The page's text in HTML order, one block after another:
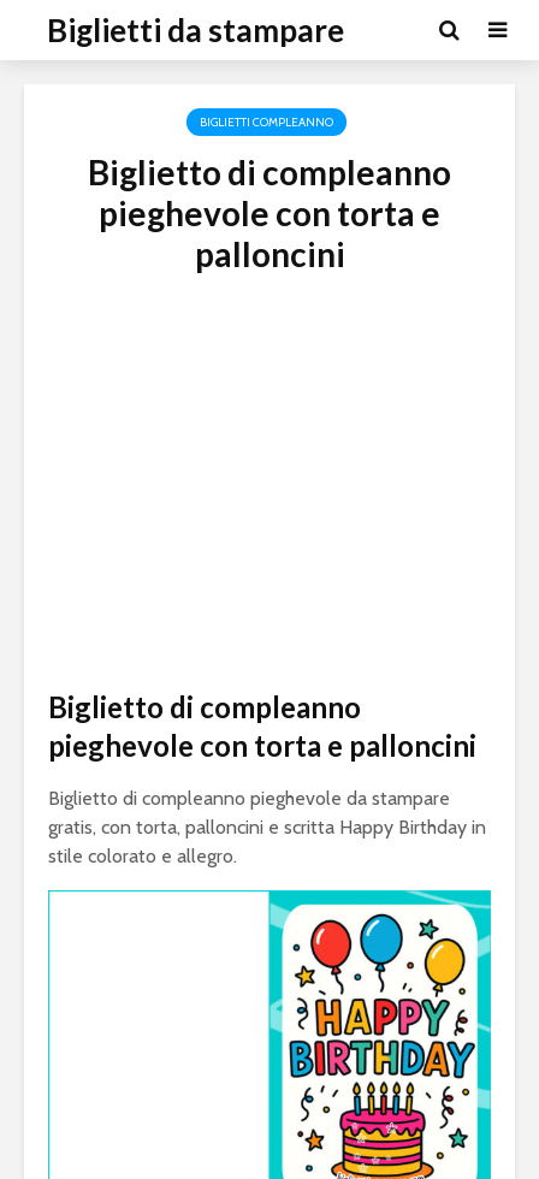
Biglietti da stampare
BIGLIETTI COMPLEANNO
Biglietto di compleanno
pieghevole con torta e
palloncini
Biglietto di compleanno
pieghevole con torta e palloncini
Biglietto di compleanno pieghevole da stampare
gratis, con torta, palloncini e scritta Happy Birthday in
stile colorato e allegro.